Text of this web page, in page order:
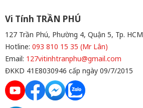
Vi Tính TRẦN PHÚ
127 Trần Phú, Phường 4, Quận 5, Tp. HCM
Hotline: 093 810 15 35 (Mr Lân)
Email: 127vitinhtranphu@gmail.com
ĐKKD 41E8030946 cấp ngày 09/7/2015